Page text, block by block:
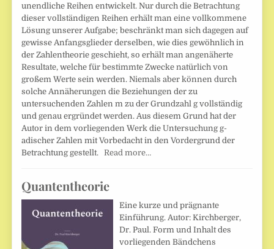
unendliche Reihen entwickelt. Nur durch die Betrachtung
dieser vollständigen Reihen erhält man eine vollkommene
Lösung unserer Aufgabe; beschränkt man sich dagegen auf
gewisse Anfangsglieder derselben, wie dies gewöhnlich in
der Zahlentheorie geschieht, so erhält man angenäherte
Resultate, welche für bestimmte Zwecke natürlich von
großem Werte sein werden. Niemals aber können durch
solche Annäherungen die Beziehungen der zu
untersuchenden Zahlen m zu der Grundzahl g vollständig
und genau ergründet werden. Aus diesem Grund hat der
Autor in dem vorliegenden Werk die Untersuchung g-
adischer Zahlen mit Vorbedacht in den Vordergrund der
Betrachtung gestellt. Read more…
Quantentheorie
Eine kurze und prägnante
Einführung. Autor: Kirchberger,
Dr. Paul. Form und Inhalt des
vorliegenden Bändchens